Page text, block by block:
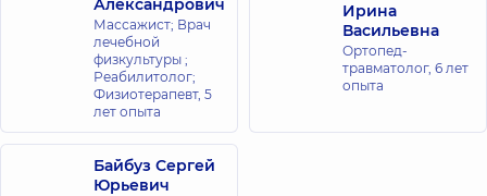
Александрович
Массажист; Врач
лечебной
физкультуры ;
Реабилитолог;
Физиотерапевт, 5
лет опыта
Ирина
Васильевна
Ортопед-
травматолог, 6 лет
опыта
Байбуз Сергей
Юрьевич